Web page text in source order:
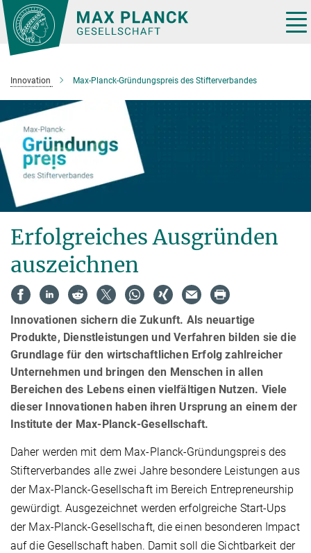
Hauptinhalt
Innovation Max-Planck-Gründungspreis des Stifterverbandes
Erfolgreiches Ausgründen
auszeichnen
Innovationen sichern die Zukunft. Als neuartige
Produkte, Dienstleistungen und Verfahren bilden sie die
Grundlage für den wirtschaftlichen Erfolg zahlreicher
Unternehmen und bringen den Menschen in allen
Bereichen des Lebens einen vielfältigen Nutzen. Viele
dieser Innovationen haben ihren Ursprung an einem der
Institute der Max-Planck-Gesellschaft.
Daher werden mit dem Max-Planck-Gründungspreis des
Stifterverbandes alle zwei Jahre besondere Leistungen aus
der Max-Planck-Gesellschaft im Bereich Entrepreneurship
gewürdigt. Ausgezeichnet werden erfolgreiche Start-Ups
der Max-Planck-Gesellschaft, die einen besonderen Impact
auf die Gesellschaft haben. Damit soll die Sichtbarkeit der